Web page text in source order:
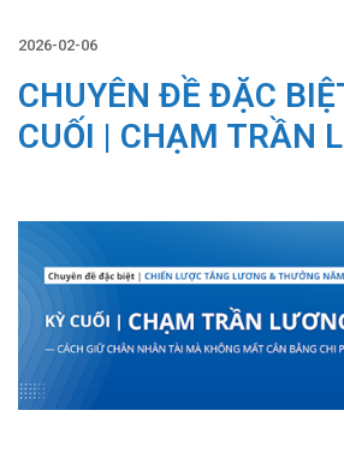
2026-02-06
CHUYÊN ĐỀ ĐẶC
CUỐI | CHẠM TRẦN